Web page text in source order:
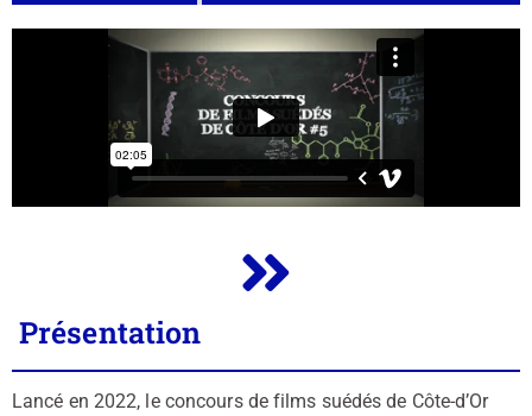
Présentation
Lancé en 2022, le concours de films suédés de Côte-d’Or